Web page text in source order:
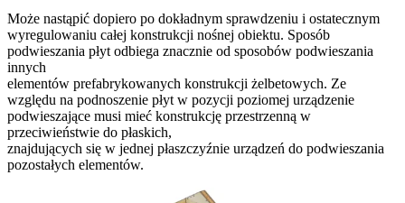
Może nastąpić dopiero po dokładnym sprawdzeniu i ostatecznym
wyregulowaniu całej konstrukcji nośnej obiektu. Sposób
podwieszania płyt odbiega znacznie od sposobów podwieszania
innych
elementów prefabrykowanych konstrukcji żelbetowych. Ze
względu na podnoszenie płyt w pozycji poziomej urządzenie
podwieszające musi mieć konstrukcję przestrzenną w
przeciwieństwie do płaskich,
znajdujących się w jednej płaszczyźnie urządzeń do podwieszania
pozostałych elementów.